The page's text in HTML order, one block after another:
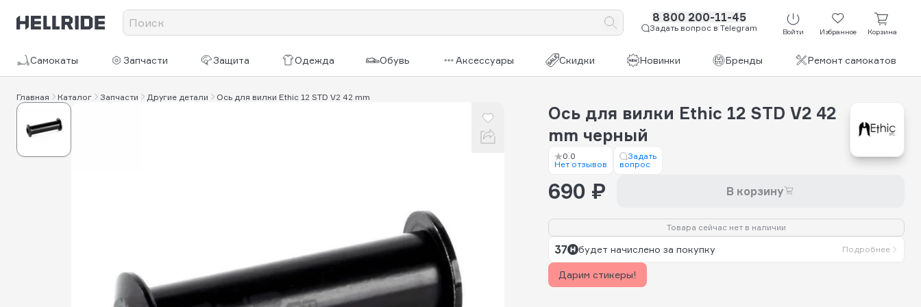
8 800 200-11-45
Задать вопрос в Telegram Войти Избранное Корзина
Самокаты Запчасти Защита Одежда Обувь Аксессуары Скидки Новинки Бренды Ремонт самокатов
Главная Каталог Запчасти Другие детали Ось для вилки Ethic 12 STD V2 42 mm
Ось для вилки Ethic 12 STD V2 42
mm черный
0.0
Нет отзывов
Задать
вопрос
690 ₽ В корзину
Товара сейчас нет в наличии
37 будет начислено за покупку Подробнее
Дарим стикеры!